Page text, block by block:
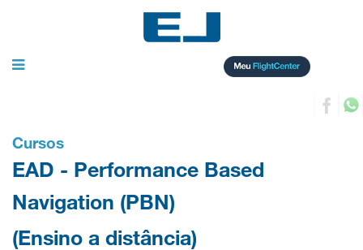
Toggle
Cursos
EAD - Performance Based
Navigation (PBN)
(Ensino a distância)